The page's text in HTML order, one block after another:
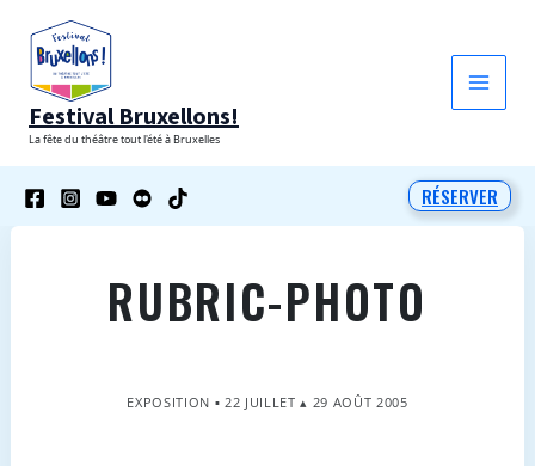
contenu
Festival Bruxellons!
La fête du théâtre tout l'été à Bruxelles
RÉSERVER
RUBRIC-PHOTO
EXPOSITION ▪ 22 JUILLET ▴ 29 AOÛT 2005